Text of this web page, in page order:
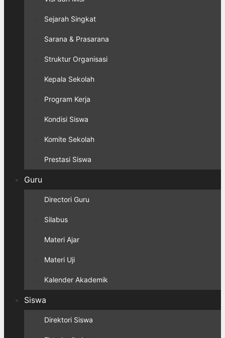
Sejarah Singkat
Sarana & Prasarana
Struktur Organisasi
Kepala Sekolah
Program Kerja
Kondisi Siswa
Komite Sekolah
Prestasi Siswa
Guru
Directori Guru
Silabus
Materi Ajar
Materi Uji
Kalender Akademik
Siswa
Direktori Siswa